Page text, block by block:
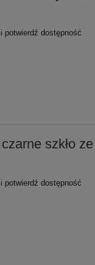
potwierdź dostępność
szkło
potwierdź dostępność